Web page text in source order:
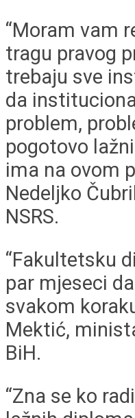
“Moram vam
tragu pravog
trebaju sve
da
problem,
pogotovo
ima na ovom
Nedeljko
NSRS.
“Fakultetsku
par mjeseci
svakom
Mektić,
BiH.
“Zna se ko